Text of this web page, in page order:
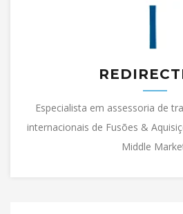
Especialista em assessoria de
internacionais de Fusões &
Middle